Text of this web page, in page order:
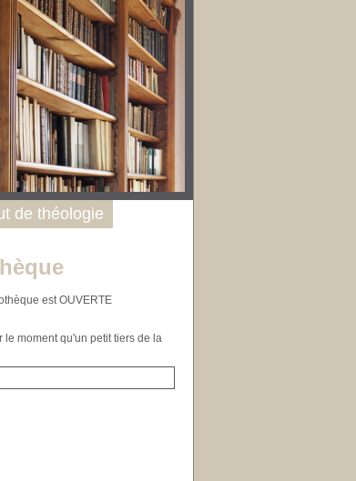
est OUVERTE
moment qu'un petit tiers de la
de théologie